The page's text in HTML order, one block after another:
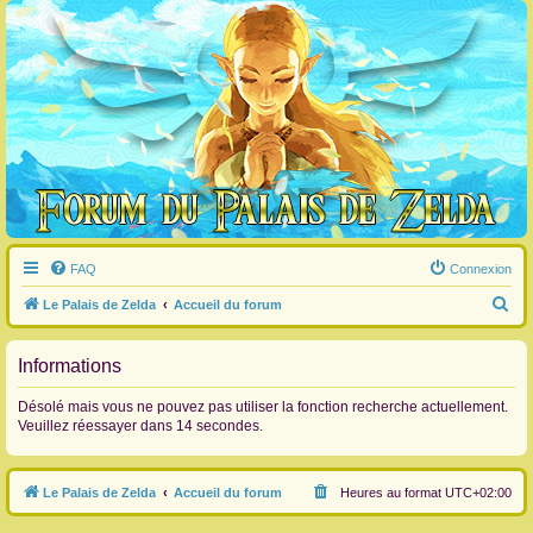
FAQ Connexion
Le Palais de Zelda Accueil du forum
e
h
c
Informations
Désolé mais vous ne pouvez pas utiliser la fonction recherche actuellement.
Veuillez réessayer dans 14 secondes.
Le Palais de Zelda Accueil du forum Heures au format UTC+02:00